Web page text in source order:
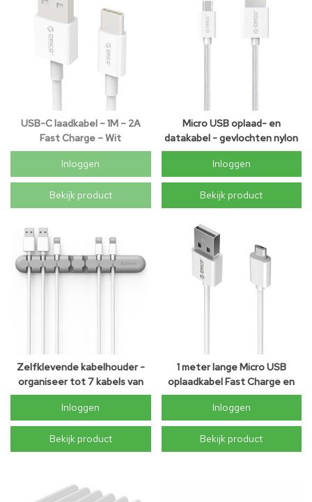
USB-C laadkabel – 1M – 2A
Fast Charge – Wit
Inloggen
Bekijk product
Micro USB oplaad- en
datakabel - gevlochten nylon
- 3A
Inloggen
Bekijk product
Zelfklevende kabelhouder -
organiseer tot 7 kabels van
5mm dik - Grijs
Inloggen
Bekijk product
1 meter lange Micro USB
oplaadkabel Fast Charge en
data kabel - Wit
Inloggen
Bekijk product